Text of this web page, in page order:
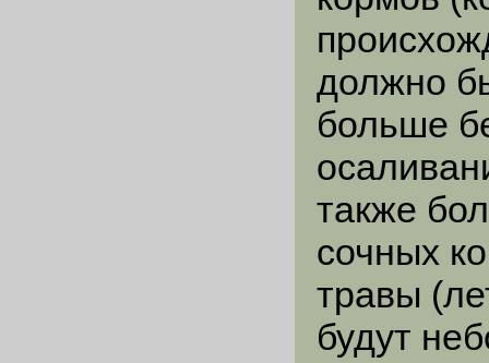
должно
больше
также
сочных
травы
будут